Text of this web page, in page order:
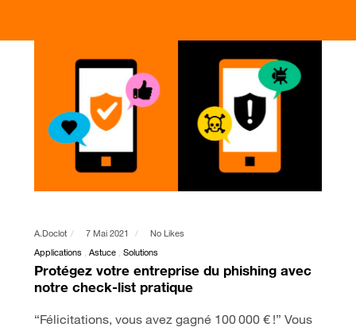
A.doclot 7 Mai 2021 No Likes
Applications Astuce Solutions
Protégez votre entreprise du phishing avec
notre check-list pratique
“Félicitations, vous avez gagné 100 000 € !” Vous